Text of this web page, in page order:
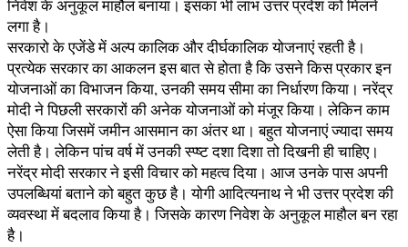
निवेश के अनुकूल माहौल बनाया। इसका भी लाभ उत्तर प्रदेश को मिलने
लगा है।
सरकारो के एजेंडे में अल्प कालिक और दीर्घकालिक योजनाएं रहती है।
प्रत्येक सरकार का आकलन इस बात से होता है कि उसने किस प्रकार इन
योजनाओं का विभाजन किया, उनकी समय सीमा का निर्धारण किया। नरेंद्र
मोदी ने पिछली सरकारों की अनेक योजनाओं को मंजूर किया। लेकिन काम
ऐसा किया जिसमें जमीन आसमान का अंतर था। बहुत योजनाएं ज्यादा समय
लेती है। लेकिन पांच वर्ष में उनकी स्प्ष्ट दशा दिशा तो दिखनी ही चाहिए।
नरेंद्र मोदी सरकार ने इसी विचार को महत्व दिया। आज उनके पास अपनी
उपलब्धियां बताने को बहुत कुछ है। योगी आदित्यनाथ ने भी उत्तर प्रदेश की
व्यवस्था में बदलाव किया है। जिसके कारण निवेश के अनुकूल माहौल बन रहा
है।